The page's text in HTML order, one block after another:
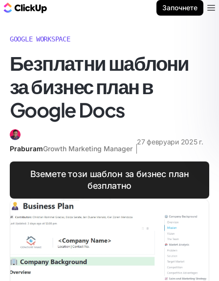
Започнете
GOOGLE WORKSPACE
Безплатни шаблони
за бизнес план в
Google Docs
PraburamGrowth Marketing Manager
27 февруари 2025 г.
Вземете този шаблон за бизнес план
безплатно